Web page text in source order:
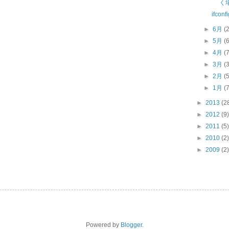
く
►6月
►5月
►4月
►3月
►2月
► 1月
► 2013
► 2012 (9)
► 2011 (5)
► 2010 (2)
► 2009 (2)
Powered by Blogger.